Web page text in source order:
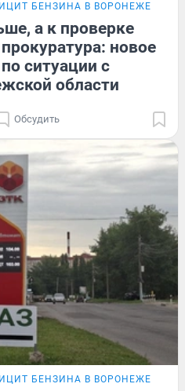
БЕНЗИНА В ВОРОНЕЖЕ
а к проверке
новое
ситуации с
области
Обсудить
БЕНЗИНА В ВОРОНЕЖЕ